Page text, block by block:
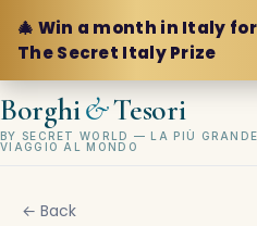
🎄 Win a month in Italy
The Secret Italy Prize
Borghi&Tesori
BY SECRET WORLD — LA PIÙ
VIAGGIO AL MONDO
← Back